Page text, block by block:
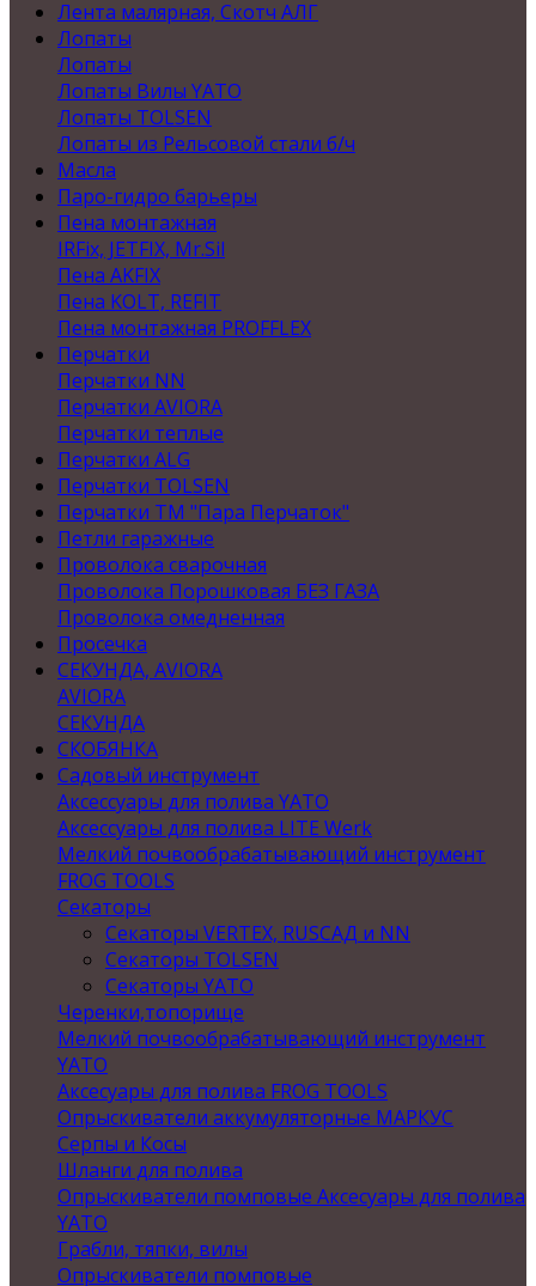
Лента малярная, Скотч АЛГ
Лопаты
Лопаты
Лопаты Вилы YATO
Лопаты TOLSEN
Лопаты из Рельсовой стали б/ч
Масла
Паро-гидро барьеры
Пена монтажная
IRFix, JETFIX, Mr.Sil
Пена AKFIX
Пена KOLT, REFIT
Пена монтажная PROFFLEX
Перчатки
Перчатки NN
Перчатки AVIORA
Перчатки теплые
Перчатки ALG
Перчатки TOLSEN
Перчатки ТМ "Пара Перчаток"
Петли гаражные
Проволока сварочная
Проволока Порошковая БЕЗ ГАЗА
Проволока омедненная
Просечка
СЕКУНДА, AVIORA
AVIORA
СЕКУНДА
СКОБЯНКА
Садовый инструмент
Аксессуары для полива YATO
Аксессуары для полива LITE Werk
Мелкий почвообрабатывающий инструмент
FROG TOOLS
Секаторы
Секаторы VERTEX, RUSСАД и NN
Секаторы TOLSEN
Секаторы YATO
Черенки,топорище
Мелкий почвообрабатывающий инструмент
YATO
Аксесуары для полива FROG TOOLS
Опрыскиватели аккумуляторные МАРКУС
Серпы и Косы
Шланги для полива
Опрыскиватели помповые Аксесуары для полива
YATO
Грабли, тяпки, вилы
Опрыскиватели помповые